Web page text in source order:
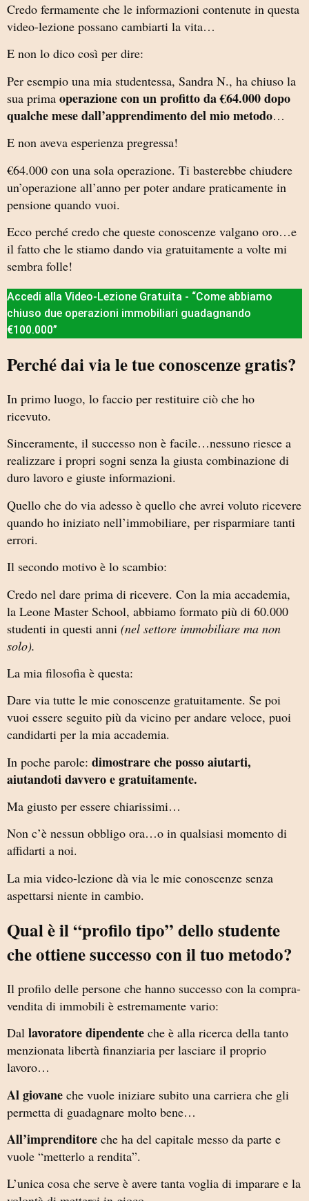
Credo fermamente che le informazioni contenute in questa
video-lezione possano cambiarti la vita…
E non lo dico così per dire:
Per esempio una mia studentessa, Sandra N., ha chiuso la
sua prima operazione con un profitto da €64.000 dopo
qualche mese dall’apprendimento del mio metodo…
E non aveva esperienza pregressa!
€64.000 con una sola operazione. Ti basterebbe chiudere
un’operazione all’anno per poter andare praticamente in
pensione quando vuoi.
Ecco perché credo che queste conoscenze valgano oro…e
il fatto che le stiamo dando via gratuitamente a volte mi
sembra folle!
Accedi alla Video-Lezione Gratuita - “Come abbiamo
chiuso due operazioni immobiliari guadagnando
€100.000”
Perché dai via le tue conoscenze gratis?
In primo luogo, lo faccio per restituire ciò che ho
ricevuto.
Sinceramente, il successo non è facile…nessuno riesce a
realizzare i propri sogni senza la giusta combinazione di
duro lavoro e giuste informazioni.
Quello che do via adesso è quello che avrei voluto ricevere
quando ho iniziato nell’immobiliare, per risparmiare tanti
errori.
Il secondo motivo è lo scambio:
Credo nel dare prima di ricevere. Con la mia accademia,
la Leone Master School, abbiamo formato più di 60.000
studenti in questi anni (nel settore immobiliare ma non
solo).
La mia filosofia è questa:
Dare via tutte le mie conoscenze gratuitamente. Se poi
vuoi essere seguito più da vicino per andare veloce, puoi
candidarti per la mia accademia.
In poche parole: dimostrare che posso aiutarti,
aiutandoti davvero e gratuitamente.
Ma giusto per essere chiarissimi…
Non c’è nessun obbligo ora…o in qualsiasi momento di
affidarti a noi.
La mia video-lezione dà via le mie conoscenze senza
aspettarsi niente in cambio.
Qual è il “profilo tipo” dello studente
che ottiene successo con il tuo metodo?
Il profilo delle persone che hanno successo con la compra-
vendita di immobili è estremamente vario:
Dal lavoratore dipendente che è alla ricerca della tanto
menzionata libertà finanziaria per lasciare il proprio
lavoro…
Al giovane che vuole iniziare subito una carriera che gli
permetta di guadagnare molto bene…
All’imprenditore che ha del capitale messo da parte e
vuole “metterlo a rendita”.
L’unica cosa che serve è avere tanta voglia di imparare e la